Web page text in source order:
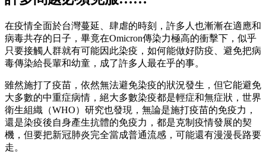
在疫情全面於台灣蔓延、肆虐的時刻，許多人也漸漸在適應和
病毒共存的日子，畢竟在Omicron傳染力極高的衝擊下，似乎
只要接觸人群就有可能因此染疫，如何能做好防疫、避免把病
毒傳染給長輩和幼童，成了許多人最在乎的事。
雖然施打了疫苗，依然無法避免染疫的狀況發生，但它能避免
大多數的中重症病情，絕大多數染疫都是輕症和無症狀，世界
衛生組織（WHO）研究也發現，無論是施打疫苗的免疫力，
還是染疫後自身產生抗體的免疫力，都是克制疫情發展的契
機，但要把新冠肺炎完全當成普通流感，可能還有漫漫長路要
走。